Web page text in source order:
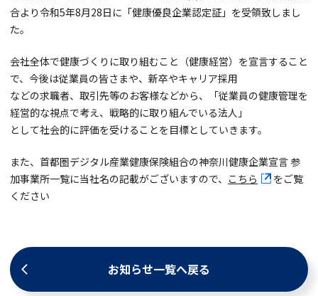
合より令和5年8月28日に「健康優良企業認定証」を受領致しまし
た。
会社全体で健康づくりに取り組むこと（健康経営）を宣言すること
で、今後は従業員の皆さまや、新卒やキャリア採用
などの求職者、取引先等のお客様などから、「従業員の健康管理を
経営的な視点で考え、戦略的に取り組んでいる法人」
として社会的に評価を受けることを目標としていきます。
また、首都圏デジタル産業健康保険組合の神奈川健康企業宣言 参
加事業所一覧に当社名の記載がございますので、 こちら
をご覧
ください
お知らせ一覧へ戻る